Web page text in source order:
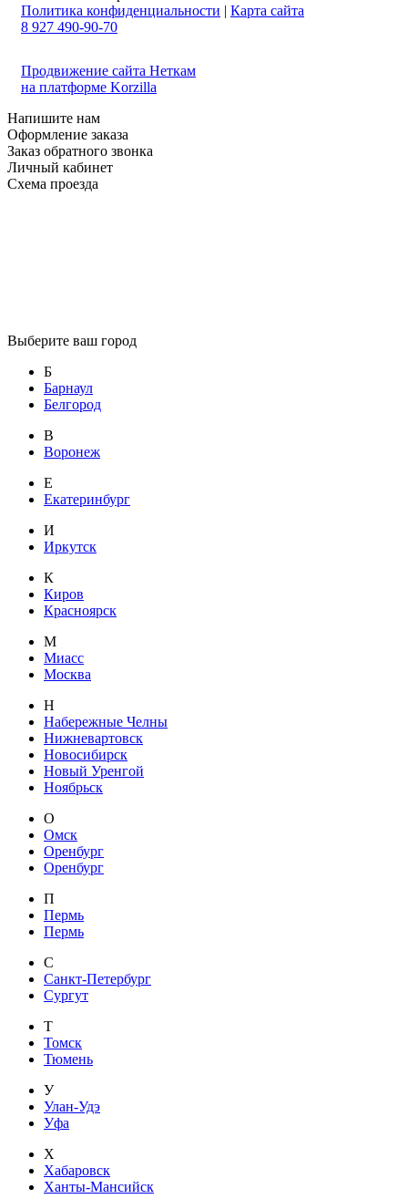
Политика конфиденциальности | Карта сайта
8 927 490-90-70
Продвижение сайта Неткам
на платформе Korzilla
Напишите нам
Оформление заказа
Заказ обратного звонка
Личный кабинет
Схема проезда
Выберите ваш город
Б
Барнаул
Белгород
В
Воронеж
Е
Екатеринбург
И
Иркутск
К
Киров
Красноярск
М
Миасс
Москва
Н
Набережные Челны
Нижневартовск
Новосибирск
Новый Уренгой
Ноябрьск
О
Омск
Оренбург
Оренбург
П
Пермь
Пермь
С
Санкт-Петербург
Сургут
Т
Томск
Тюмень
У
Улан-Удэ
Уфа
Х
Хабаровск
Ханты-Мансийск